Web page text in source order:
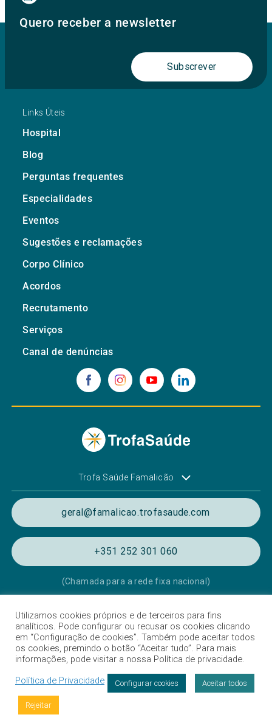
Quero receber a newsletter
Subscrever
Links Úteis
Hospital
Blog
Perguntas frequentes
Especialidades
Eventos
Sugestões e reclamações
Corpo Clínico
Acordos
Recrutamento
Serviços
Canal de denúncias
Trofa Saúde Famalicão
geral@famalicao.trofasaude.com
+351 252 301 060
(Chamada para a rede fixa nacional)
Política de Privacidade e de Cookies
Termos e condições de utilização
Listagem das Unidades Hospitalares
Proteção de dados
Livro de Reclamações
Utilizamos cookies próprios e de terceiros para fins
analíticos. Pode configurar ou recusar os cookies clicando
em “Configuração de cookies”. Também pode aceitar todos
os cookies, premindo o botão “Aceitar tudo”. Para mais
informações, pode visitar a nossa Política de privacidade.
Política de Privacidade
Configurar cookies Aceitar todos
Rejeitar